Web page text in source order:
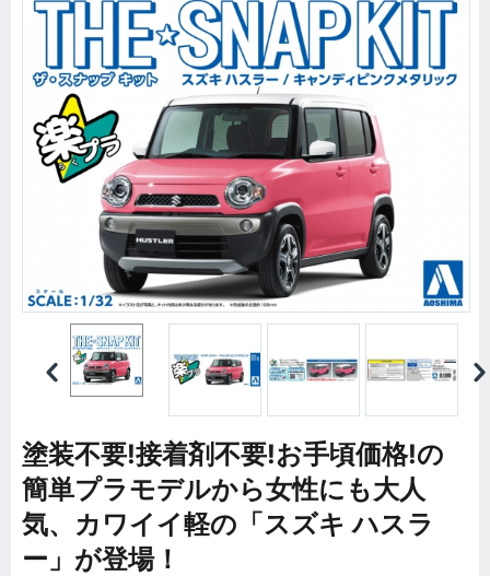
塗装不要!接着剤不要!お手頃価格!の
簡単プラモデルから女性にも大人
気、カワイイ軽の「スズキ ハスラ
ー」が登場！